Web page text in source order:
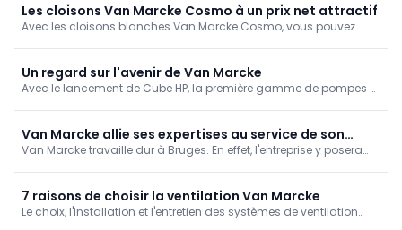
Les cloisons Van Marcke Cosmo à un prix net attractif
Avec les cloisons blanches Van Marcke Cosmo, vous pouvez
mois d'octobre, vous pouvez acheter ces panneaux blancs mats
à un prix promotionnel.
Un regard sur l'avenir de Van Marcke
Avec le lancement de Cube HP, la première gamme de pompes à
chauffage.
Van Marcke allie ses expertises au service de son
propre projet
Van Marcke travaille dur à Bruges. En effet, l'entreprise y posera
fois toutes les expertises dont elle dispose en interne.
7 raisons de choisir la ventilation Van Marcke
Le choix, l'installation et l'entretien des systèmes de ventilation